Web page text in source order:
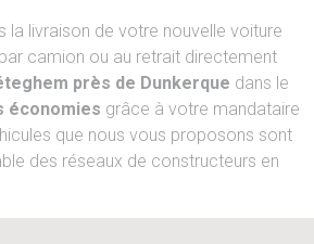
la livraison de votre nouvelle voiture
camion ou au retrait directement
près de Dunkerque dans le
économies grâce à votre mandataire
que nous vous proposons sont
des réseaux de constructeurs en